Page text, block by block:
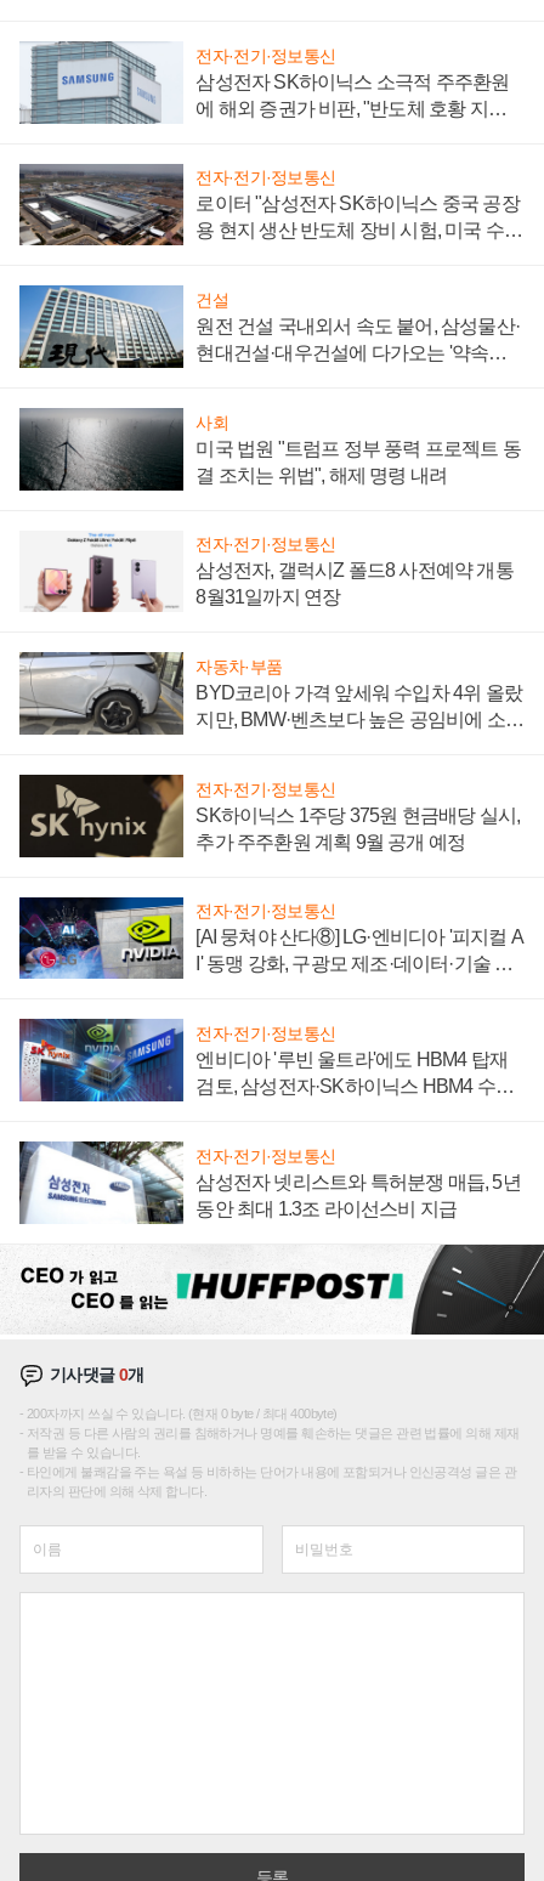
전자·전기·정보통신
삼성전자 SK하이닉스 소극적 주주환원
에 해외 증권가 비판, "반도체 호황 지속
전자·전기·정보통신
로이터 "삼성전자 SK하이닉스 중국 공장
용 현지 생산 반도체 장비 시험, 미국 수출
건설
원전 건설 국내외서 속도 붙어, 삼성물산·
현대건설·대우건설에 다가오는 '약속의
사회
미국 법원 "트럼프 정부 풍력 프로젝트 동
결 조치는 위법", 해제 명령 내려
전자·전기·정보통신
삼성전자, 갤럭시Z 폴드8 사전예약 개통
8월31일까지 연장
자동차·부품
BYD코리아 가격 앞세워 수입차 4위 올랐
지만, BMW·벤츠보다 높은 공임비에 소비
전자·전기·정보통신
SK하이닉스 1주당 375원 현금배당 실시,
추가 주주환원 계획 9월 공개 예정
전자·전기·정보통신
[AI 뭉쳐야 산다⑧] LG·엔비디아 '피지컬 A
I' 동맹 강화, 구광모 제조·데이터·기술 결
전자·전기·정보통신
엔비디아 '루빈 울트라'에도 HBM4 탑재
검토, 삼성전자·SK하이닉스 HBM4 수율
전자·전기·정보통신
삼성전자 넷리스트와 특허분쟁 매듭, 5년
동안 최대 1.3조 라이선스비 지급
기사댓글0개
200자까지 쓰실 수 있습니다. (현재 0 byte / 최대 400byte)
저작권 등 다른 사람의 권리를 침해하거나 명예를 훼손하는 댓글은 관련 법률에 의해 제재
를 받을 수 있습니다.
타인에게 불쾌감을 주는 욕설 등 비하하는 단어가 내용에 포함되거나 인신공격성 글은 관
리자의 판단에 의해 삭제 합니다.